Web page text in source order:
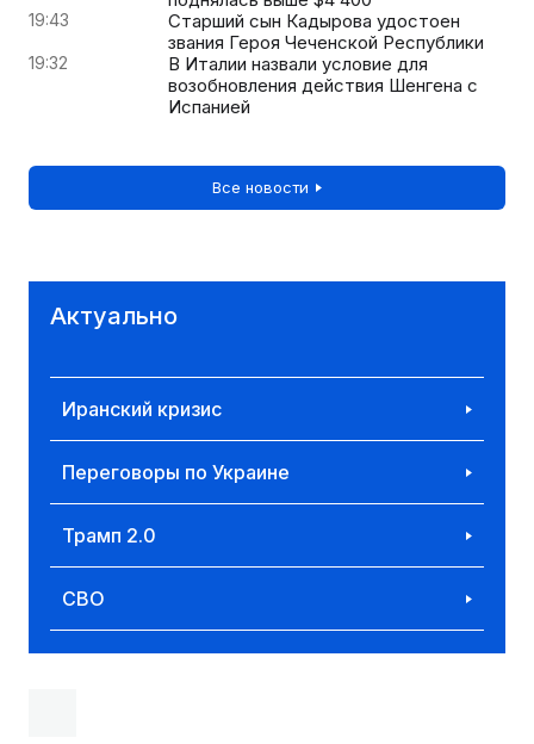
19:43
Старший сын Кадырова удостоен
звания Героя Чеченской Республики
19:32
В Италии назвали условие для
возобновления действия Шенгена с
Испанией
Все новости
Актуально
Иранский кризис
Переговоры по Украине
Трамп 2.0
СВО